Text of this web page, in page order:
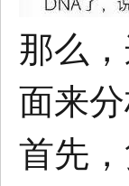
那么
面来分
首先